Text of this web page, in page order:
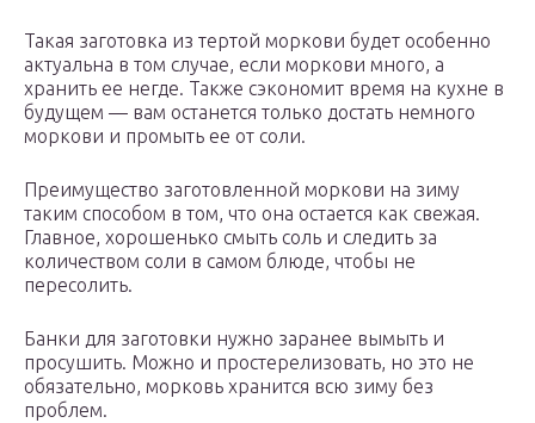
Такая заготовка из тертой моркови будет особенно
актуальна в том случае, если моркови много, а
хранить ее негде. Также сэкономит время на кухне в
будущем — вам останется только достать немного
моркови и промыть ее от соли.
Преимущество заготовленной моркови на зиму
таким способом в том, что она остается как свежая.
Главное, хорошенько смыть соль и следить за
количеством соли в самом блюде, чтобы не
пересолить.
Банки для заготовки нужно заранее вымыть и
просушить. Можно и простерелизовать, но это не
обязательно, морковь хранится всю зиму без
проблем.